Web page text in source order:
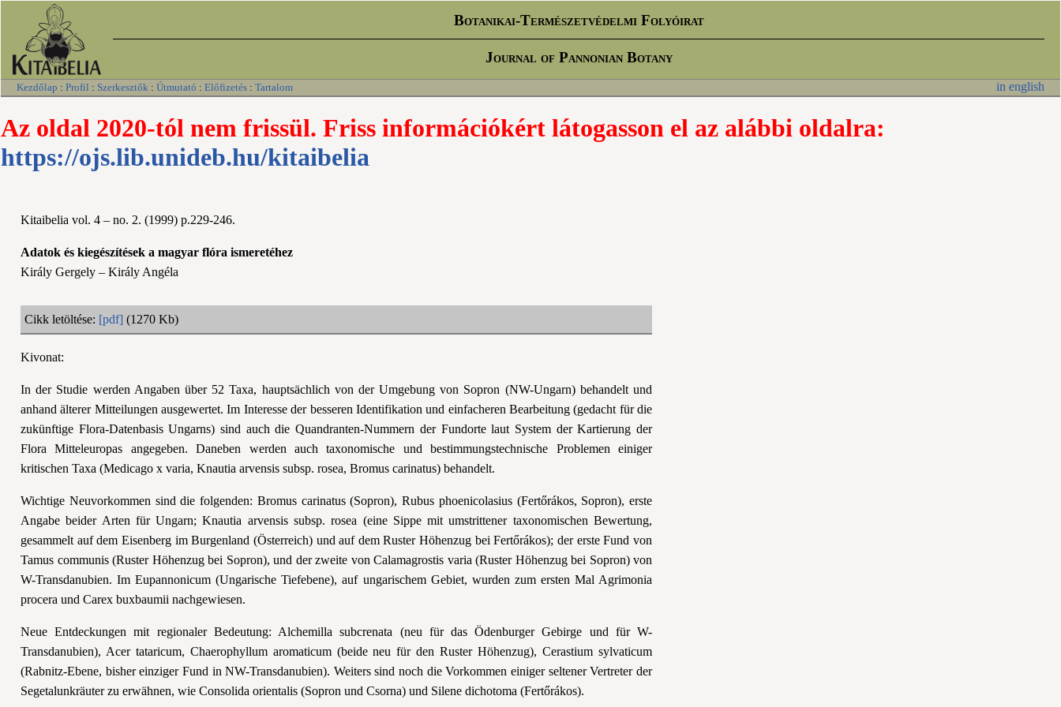
Botanikai-Természetvédelmi Folyóirat
Journal of Pannonian Botany
Kezdőlap : Profil : Szerkesztők : Útmutató : Előfizetés : Tartalom in english
Az oldal 2020-tól nem frissül. Friss információkért látogasson el az alábbi oldalra:
https://ojs.lib.unideb.hu/kitaibelia
Kitaibelia vol. 4 – no. 2. (1999) p.229-246.
Adatok és kiegészítések a magyar flóra ismeretéhez
Király Gergely – Király Angéla
Cikk letöltése: [pdf] (1270 Kb)
Kivonat:
In der Studie werden Angaben über 52 Taxa, hauptsächlich von der Umgebung von Sopron (NW-Ungarn) behandelt und
anhand älterer Mitteilungen ausgewertet. Im Interesse der besseren Identifikation und einfacheren Bearbeitung (gedacht für die
zukünftige Flora-Datenbasis Ungarns) sind auch die Quandranten-Nummern der Fundorte laut System der Kartierung der
Flora Mitteleuropas angegeben. Daneben werden auch taxonomische und bestimmungstechnische Problemen einiger
kritischen Taxa (Medicago x varia, Knautia arvensis subsp. rosea, Bromus carinatus) behandelt.
Wichtige Neuvorkommen sind die folgenden: Bromus carinatus (Sopron), Rubus phoenicolasius (Fertőrákos, Sopron), erste
Angabe beider Arten für Ungarn; Knautia arvensis subsp. rosea (eine Sippe mit umstrittener taxonomischen Bewertung,
gesammelt auf dem Eisenberg im Burgenland (Österreich) und auf dem Ruster Höhenzug bei Fertőrákos); der erste Fund von
Tamus communis (Ruster Höhenzug bei Sopron), und der zweite von Calamagrostis varia (Ruster Höhenzug bei Sopron) von
W-Transdanubien. Im Eupannonicum (Ungarische Tiefebene), auf ungarischem Gebiet, wurden zum ersten Mal Agrimonia
procera und Carex buxbaumii nachgewiesen.
Neue Entdeckungen mit regionaler Bedeutung: Alchemilla subcrenata (neu für das Ödenburger Gebirge und für W-
Transdanubien), Acer tataricum, Chaerophyllum aromaticum (beide neu für den Ruster Höhenzug), Cerastium sylvaticum
(Rabnitz-Ebene, bisher einziger Fund in NW-Transdanubien). Weiters sind noch die Vorkommen einiger seltener Vertreter der
Segetalunkräuter zu erwähnen, wie Consolida orientalis (Sopron und Csorna) und Silene dichotoma (Fertőrákos).